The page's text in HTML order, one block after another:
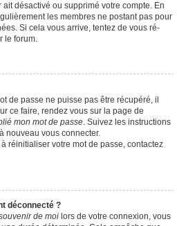
ait désactivé ou supprimé votre compte. En
les membres ne postant pas pour
Si cela vous arrive, tentez de vous ré-
le forum.
de passe ne puisse pas être récupéré, il
ce faire, rendez vous sur la page de
mon mot de passe. Suivez les instructions
nouveau vous connecter.
réinitialiser votre mot de passe, contactez
déconnecté ?
de moi lors de votre connexion, vous